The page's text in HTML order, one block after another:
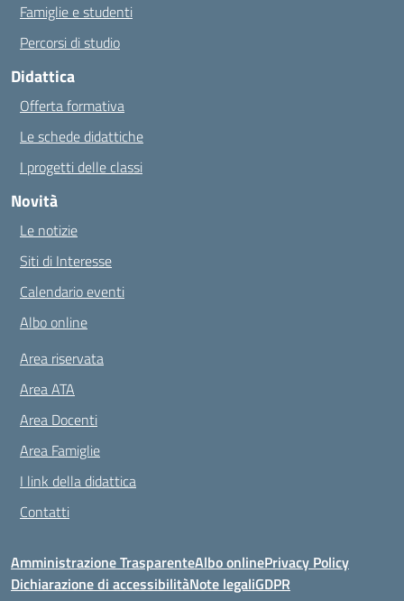
Famiglie e studenti
Percorsi di studio
Didattica
Offerta formativa
Le schede didattiche
I progetti delle classi
Novità
Le notizie
Siti di Interesse
Calendario eventi
Albo online
Area riservata
Area ATA
Area Docenti
Area Famiglie
I link della didattica
Contatti
Amministrazione TrasparenteAlbo onlinePrivacy Policy
Dichiarazione di accessibilitàNote legaliGDPR